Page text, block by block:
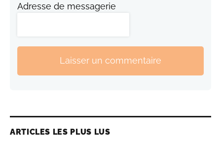
Adresse de messagerie
Laisser un commentaire
ARTICLES LES PLUS LUS